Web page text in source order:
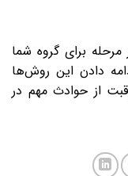
برای گروه شما
دادن این روش‌ها
از حوادث مهم در